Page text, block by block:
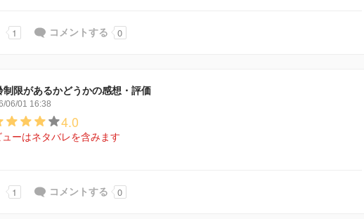
1 コメントする 0
制限があるかどうかの感想・評価
06/01 16:38
4.0
ューはネタバレを含みます
1 コメントする 0